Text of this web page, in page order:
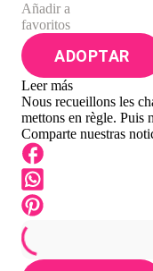
Añadir a
favoritos
ADOPTAR
Leer más
Nous recueillons les
mettons en règle. Puis
Comparte nuestras